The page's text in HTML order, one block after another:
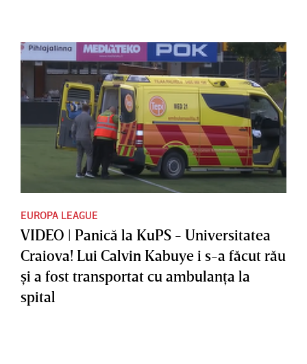
EUROPA LEAGUE
VIDEO | Panică la KuPS - Universitatea
Craiova! Lui Calvin Kabuye i s-a făcut rău
şi a fost transportat cu ambulanţa la
spital